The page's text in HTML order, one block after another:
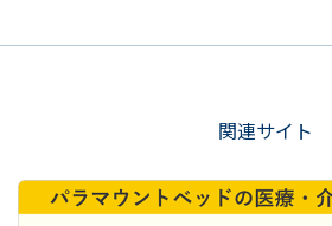
関連サイト